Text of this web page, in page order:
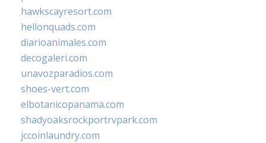
hawkscayresort.com
hellonquads.com
diarioanimales.com
decogaleri.com
unavozparadios.com
shoes-vert.com
elbotanicopanama.com
shadyoaksrockportrvpark.com
jccoinlaundry.com